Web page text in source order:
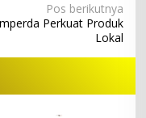
Pos berikutnya
Perkuat Produk
Lokal